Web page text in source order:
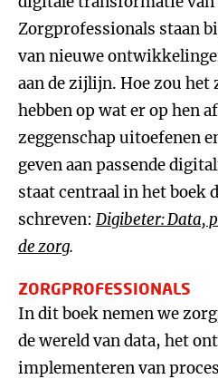
Zorgprofessionals staan
van nieuwe
aan de zijlijn. Hoe zou
hebben op wat er op hen
zeggenschap uitoefenen
geven aan passende
staat centraal in het boek
schreven: Digibeter: Data,
de zorg.
ZORGPROFESSIONALS
In dit boek nemen we
de wereld van data, het
implementeren van